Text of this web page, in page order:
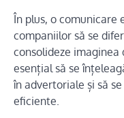
În plus, o
companiilor să se
consolideze imaginea
esențial să se
în advertoriale și să
eficiente.